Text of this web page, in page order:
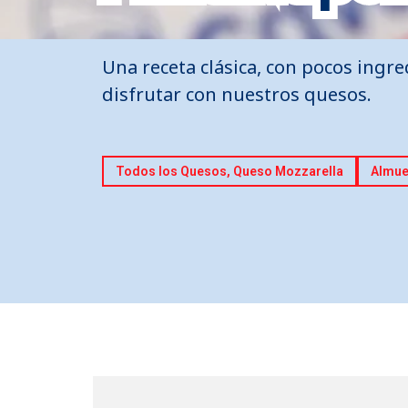
Una receta clásica, con pocos
disfrutar con nuestros quesos.
Todos los Quesos, Queso Mozzarella